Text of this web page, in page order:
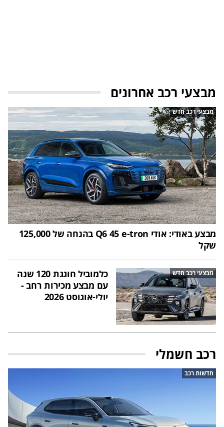
מבצעי רכב אחרונים
מבצעי רכב חדש
מבצע באודי: אודי Q6 45 e-tron בהנחה של 125,000
שקל
מבצעי רכב חדש
כלמוביל חוגגת 120 שנה
עם מבצע מכירות רחב -
יולי-אוגוסט 2026
רכב חשמלי
חדשות רכב